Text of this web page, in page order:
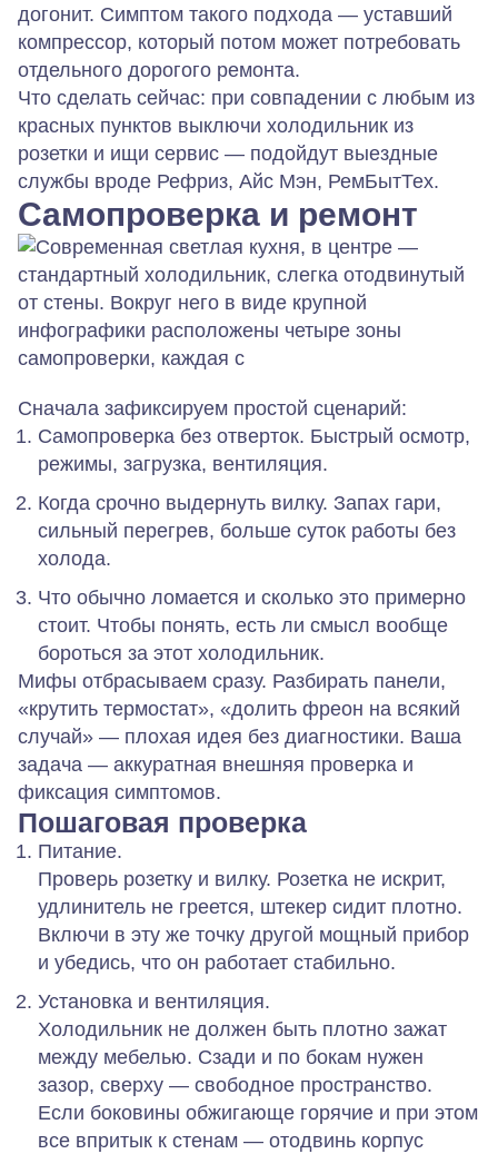
догонит. Симптом такого подхода — уставший
компрессор, который потом может потребовать
отдельного дорогого ремонта.
Что сделать сейчас: при совпадении с любым из
красных пунктов выключи холодильник из
розетки и ищи сервис — подойдут выездные
службы вроде Рефриз, Айс Мэн, РемБытТех.
Самопроверка и ремонт
Сначала зафиксируем простой сценарий:
Самопроверка без отверток. Быстрый осмотр,
режимы, загрузка, вентиляция.
Когда срочно выдернуть вилку. Запах гари,
сильный перегрев, больше суток работы без
холода.
Что обычно ломается и сколько это примерно
стоит. Чтобы понять, есть ли смысл вообще
бороться за этот холодильник.
Мифы отбрасываем сразу. Разбирать панели,
«крутить термостат», «долить фреон на всякий
случай» — плохая идея без диагностики. Ваша
задача — аккуратная внешняя проверка и
фиксация симптомов.
Пошаговая проверка
Питание.
Проверь розетку и вилку. Розетка не искрит,
удлинитель не греется, штекер сидит плотно.
Включи в эту же точку другой мощный прибор
и убедись, что он работает стабильно.
Установка и вентиляция.
Холодильник не должен быть плотно зажат
между мебелью. Сзади и по бокам нужен
зазор, сверху — свободное пространство.
Если боковины обжигающе горячие и при этом
все впритык к стенам — отодвинь корпус